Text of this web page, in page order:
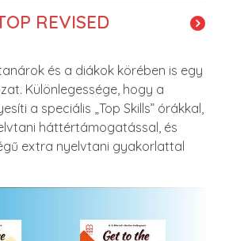
REVISED
és a diákok körében is egy
Különlegessége, hogy a
a speciális „Top Skills” órákkal,
háttértámogatással, és
extra nyelvtani gyakorlattal